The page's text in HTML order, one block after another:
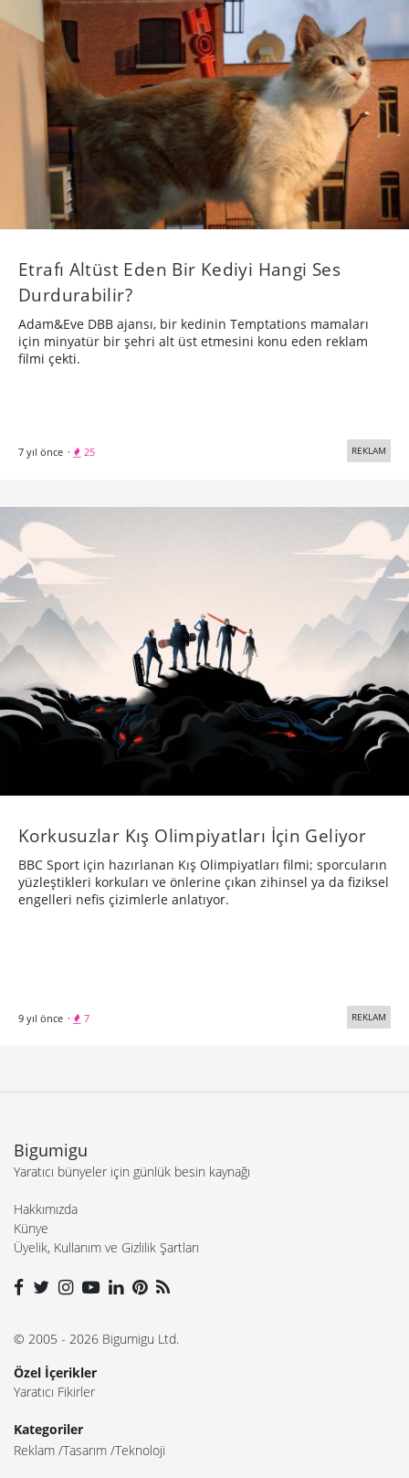
Etrafı Altüst Eden Bir Kediyi Hangi Ses
Durdurabilir?
Adam&Eve DBB ajansı, bir kedinin Temptations mamaları
için minyatür bir şehri alt üst etmesini konu eden reklam
filmi çekti.
7 yıl önce · 25 REKLAM
Korkusuzlar Kış Olimpiyatları İçin Geliyor
BBC Sport için hazırlanan Kış Olimpiyatları filmi; sporcuların
yüzleştikleri korkuları ve önlerine çıkan zihinsel ya da fiziksel
engelleri nefis çizimlerle anlatıyor.
9 yıl önce · 7 REKLAM
Bigumigu
Yaratıcı bünyeler için günlük besin kaynağı
Hakkımızda
Künye
Üyelik, Kullanım ve Gizlilik Şartları
© 2005 - 2026 Bigumigu Ltd.
Özel İçerikler
Yaratıcı Fikirler
Kategoriler
Reklam Tasarım Teknoloji